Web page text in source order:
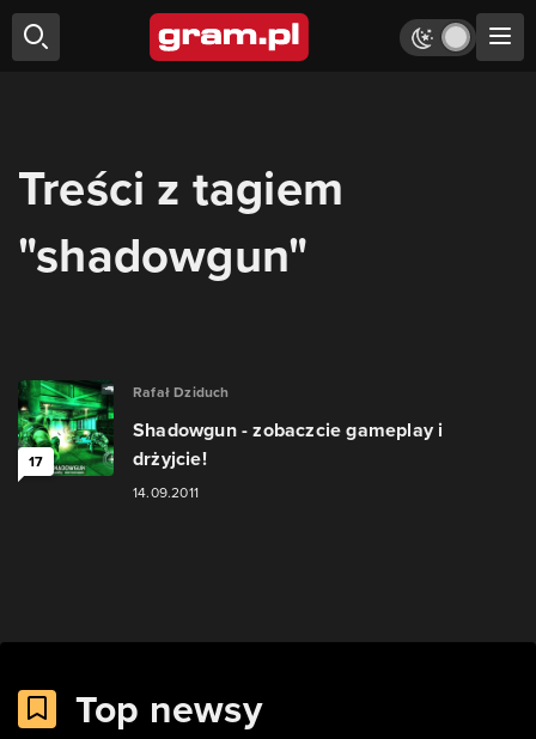
Treści z tagiem
"shadowgun"
17
Rafał Dziduch
Shadowgun - zobaczcie gameplay i
drżyjcie!
14.09.2011
Top newsy